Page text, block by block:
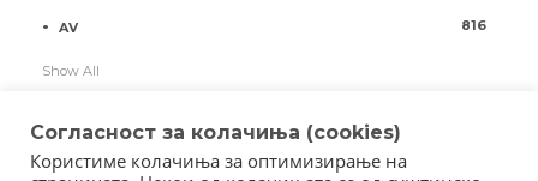
AV 816
Show All
Согласност за колачиња (cookies)
Користиме колачиња за оптимизирање на